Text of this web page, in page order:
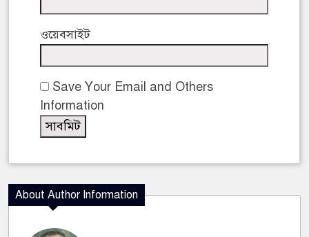
ওয়েবসাইট
Save Your Email and Others
Information
About Author Information